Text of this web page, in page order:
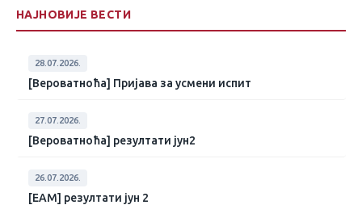
НАЈНОВИЈЕ ВЕСТИ
28.07.2026.
[Вероватноћа] Пријава за усмени испит
27.07.2026.
[Вероватноћа] резултати јун2
26.07.2026.
[ЕАМ] резултати јун 2